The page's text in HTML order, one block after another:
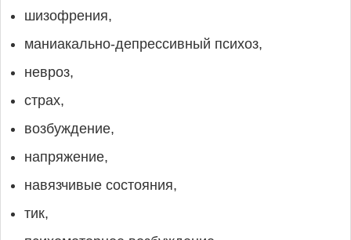
шизофрения,
маниакально-депрессивный психоз,
невроз,
страх,
возбуждение,
напряжение,
навязчивые состояния,
тик,